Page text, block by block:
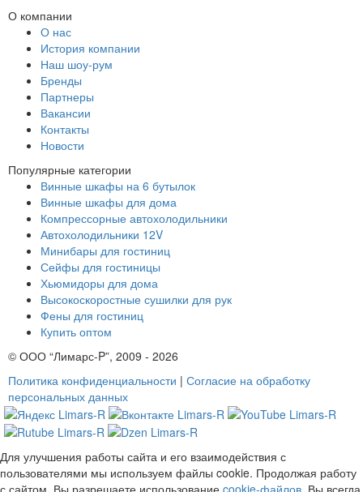
О компании
О нас
История компании
Наш шоу-рум
Бренды
Партнеры
Вакансии
Контакты
Новости
Популярные категории
Винные шкафы на 6 бутылок
Винные шкафы для дома
Компрессорные автохолодильники
Автохолодильники 12V
Минибары для гостиниц
Сейфы для гостиницы
Хьюмидоры для дома
Высокоскоростные сушилки для рук
Фены для гостиниц
Купить оптом
© ООО “Лимарс-P”, 2009 - 2026
Политика конфиденциальности | Согласие на обработку
персональных данных
Для улучшения работы сайта и его взаимодействия с
пользователями мы используем файлы cookie. Продолжая работу